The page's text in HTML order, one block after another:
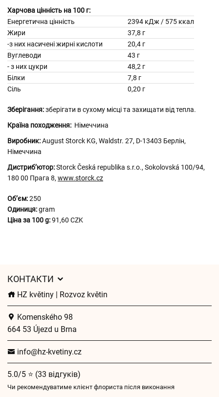
Харчова цінність на 100 г:
Енергетична цінність
2394 кДж / 575 ккал
Жири
37,8 г
-з них насичені жирні кислоти 20,4 г
Вуглеводи
43 г
- з них цукри
48,2 г
Білки
7,8 г
Сіль
0,20 г
Зберігання:зберігати в сухому місці та захищати від тепла.
Країна походження: Німеччина
Виробник:August Storck KG, Waldstr. 27, D-13403 Берлін,
Німеччина
Дистриб’ютор:Storck Česká republika s.r.o., Sokolovská 100/94,
180 00 Прага 8, www.storck.cz
Обʼєм:250
Одиниця:gram
Ціна за 100 g:91,60 CZK
КОНТАКТИ
HZ květiny | Rozvoz květin
Komenského 98
664 53 Újezd u Brna
info@hz-kvetiny.cz
5.0/5 ⭐ (33 відгуків)
Чи рекомендуватиме клієнт флориста після виконання